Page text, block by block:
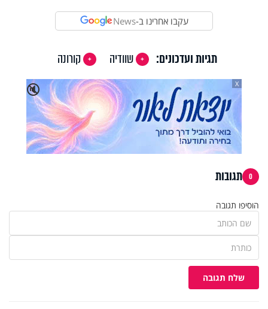
עקבו אחרינו ב-News
תגיות ועדכונים: שוודיה
קורונה
🔇
X
0 תגובות
הוסיפו תגובה
שלח תגובה